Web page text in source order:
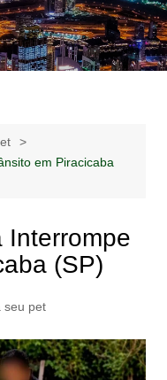
Notícias –
–
em Piracicaba
Interrompe
(SP)
seu pet